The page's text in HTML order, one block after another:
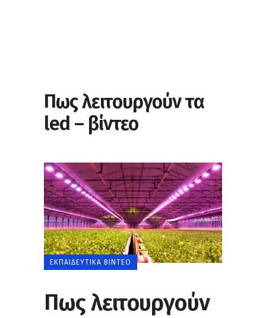
Πως λειτουργούν τα
led – βίντεο
ΕΚΠΑΙΔΕΥΤΙΚΆ ΒΊΝΤΕΟ
Πως λειτουργούν